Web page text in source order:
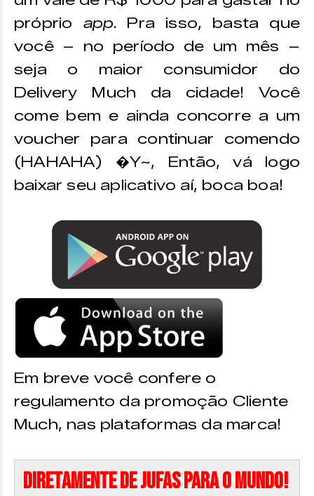
próprio app. Pra isso, basta que
você – no período de um mês –
seja o maior consumidor do
Delivery Much da cidade! Você
come bem e ainda concorre a um
voucher para continuar comendo
(HAHAHA) �Y~, Então, vá logo
baixar seu aplicativo aí, boca boa!
Em breve você confere o
regulamento da promoção Cliente
Much, nas plataformas da marca!
Diretamente de JUFAS para o mundo!